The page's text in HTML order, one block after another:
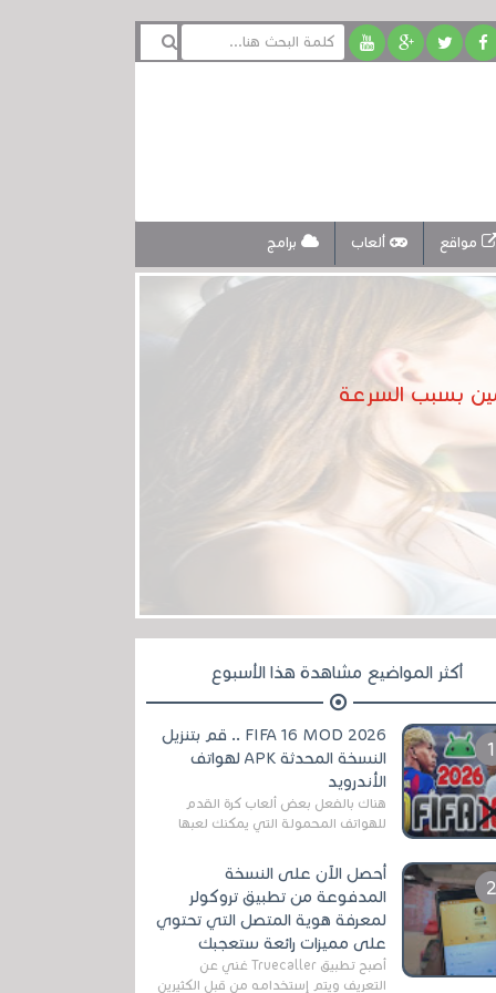
مواقع ألعاب برامج
بسبب السرعة
أكثر المواضيع مشاهدة هذا الأسبوع
FIFA 16 MOD 2026 .. قم بتنزيل
النسخة المحدثة APK لهواتف
الأندرويد
هناك بالفعل بعض ألعاب كرة القدم
للهواتف المحمولة التي يمكنك لعبها
مثل EA Sports ...
أحصل الآن على النسخة
المدفوعة من تطبيق تروكولر
لمعرفة هوية المتصل التي تحتوي
على مميزات رائعة ستعجبك
أصبح تطبيق Truecaller غني عن
التعريف ويتم إستخدامه من قبل الكثيرين